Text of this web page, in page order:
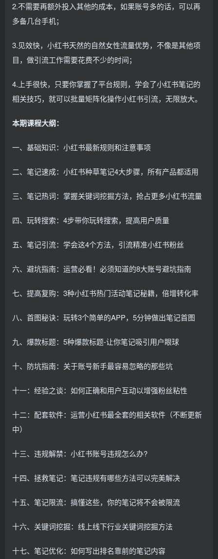
2.不需要再额外投入其他的成本，如果账号多的话，可以再
多备几台手机；
3.见效快，小红书天然的自然女性流量优势，不像是其他项
目，做引流工作需要花费不少的时间；
4.上手很快，只要你掌握了平台规则，学会了小红书笔记的
相关技巧，就可以批量矩阵化操作小红书引流，无限放大。
本期课程大纲：
一、基础知识：小红书最新规则和注意事项
二、笔记速成：小红书种草笔记4大步骤，所有产品都适用
三、笔记热词：掌握关键词挖掘方法，抢占更多小红书流量
四、玩转搜索：4步带你玩转搜索，提高用户质量
五、笔记引流：学会这4个方法，引流精准小红书粉丝
六、避坑指南：运营必看！必须知道的8大账号避坑指南
七、提高复购：3种小红书热门活动笔记秘籍，倍增转化率
八、首图秘诀：玩转3个简单的APP，5分钟做出笔记首图
九、爆款标题：5种爆款标题-让你笔记吸引用户眼球
十、防坑指南：关于账号新手最容易忽略的那些坑
十一：经验之谈：如何正确和用户互动以增强粉丝粘性
十二：配套软件：运营小红书最全套的相关软件（不断更新
中）
十三、违规解禁：小红书账号违规怎么办?
十四、拯救笔记：笔记违规有哪些方法可以完美解决
十五、笔记限流：搞懂这些，你的笔记将不会被限流
十六、关键词挖掘：线上线下行业关键词挖掘方法
十七、笔记优化：如何写出排名靠前的笔记内容